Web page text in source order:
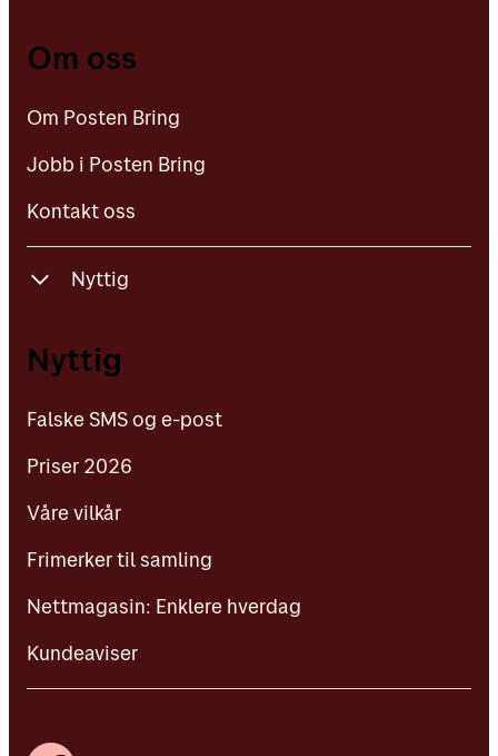
Om oss
Om Posten Bring
Jobb i Posten Bring
Kontakt oss
Nyttig
Falske SMS og e-post
Nyttig
Falske SMS og e-post
Priser 2026
Våre vilkår
Frimerker til samling
Nettmagasin: Enklere hverdag
Kundeaviser